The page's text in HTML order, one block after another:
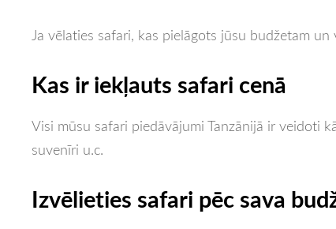
Ja vēlaties safari, kas pielāgots jūsu budžetam
Kas ir iekļauts safari cenā
Visi mūsu safari piedāvājumi Tanzānijā ir veidoti
suvenīri u.c.
Izvēlieties safari pēc sava